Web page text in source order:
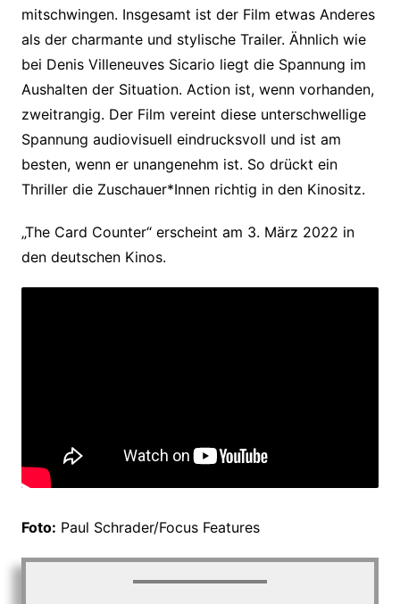
mitschwingen. Insgesamt ist der Film etwas Anderes
als der charmante und stylische Trailer. Ähnlich wie
bei Denis Villeneuves Sicario liegt die Spannung im
Aushalten der Situation. Action ist, wenn vorhanden,
zweitrangig. Der Film vereint diese unterschwellige
Spannung audiovisuell eindrucksvoll und ist am
besten, wenn er unangenehm ist. So drückt ein
Thriller die Zuschauer*Innen richtig in den Kinositz.
„The Card Counter“ erscheint am 3. März 2022 in
den deutschen Kinos.
Foto: Paul Schrader/Focus Features